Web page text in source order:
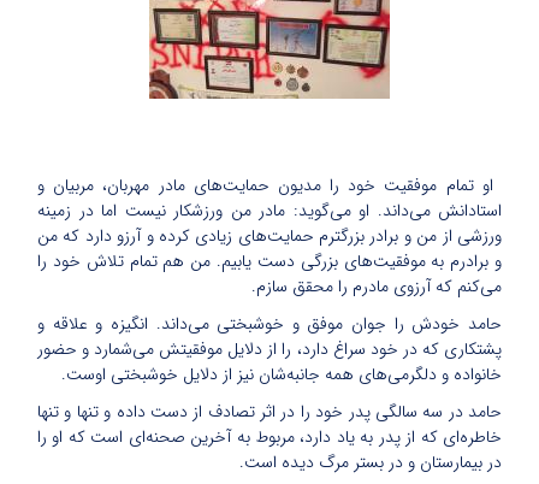
او تمام موفقیت خود را مدیون حمایت‌های مادر مهربان، مربیان و
استادانش می‌‎داند. او می‌گوید: مادر من ورزشکار نیست اما در زمینه
ورزشی از من و برادر بزرگترم حمایت‌های زیادی کرده و آرزو دارد که من
و برادرم به موفقیت‌های بزرگی دست یابیم. من هم تمام تلاش خود را
می‌کنم که آرزوی مادرم را محقق سازم.
حامد خودش را جوان موفق و خوشبختی می‌داند. انگیزه و علاقه و
پشتکاری که در خود سراغ دارد، را از دلایل موفقیتش می‌شمارد و حضور
خانواده و دلگرمی‌های همه جانبه‌شان نیز از دلایل خوشبختی اوست.
حامد در سه سالگی پدر خود را در اثر تصادف از دست داده و تنها و تنها
خاطره‌ای که از پدر به یاد دارد، مربوط به آخرین صحنه‌ای است که او را
در بیمارستان و در بستر مرگ دیده است.